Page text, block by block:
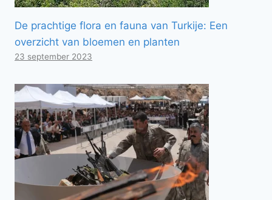
De prachtige flora en fauna van Turkije: Een
overzicht van bloemen en planten
23 september 2023